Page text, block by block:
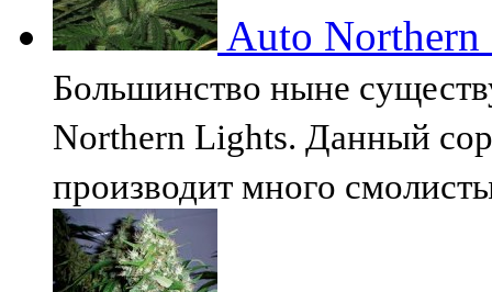
Auto Northern
Большинство ныне
Northern Lights. Данный
производит много